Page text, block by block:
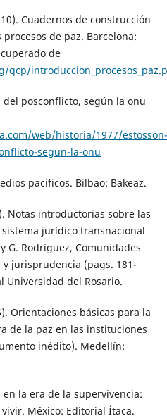
Cuadernos de construcción
de paz. Barcelona:
de
qcp/
del posconflicto, según la onu
web/historia/1977/estosson-
segun-la-onu
pacíficos. Bilbao: Bakeaz.
Notas introductorias sobre las
sistema jurídico transnacional
G. Rodríguez, Comunidades
jurisprudencia (pags. 181-
Universidad del Rosario.
Orientaciones básicas para la
de la paz en las instituciones
inédito). Medellín:
en la era de la supervivencia:
México: Editorial Ítaca.